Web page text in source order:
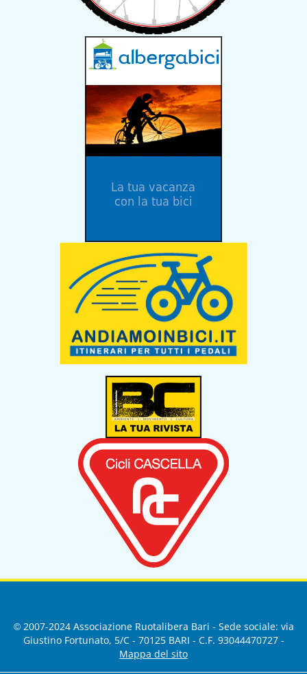
© 2007-2024 Associazione Ruotalibera Bari - Sede sociale: via
Giustino Fortunato, 5/C - 70125 BARI - C.F. 93044470727 -
Mappa del sito